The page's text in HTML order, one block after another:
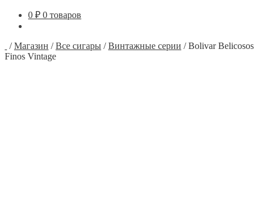
0 ₽ 0 товаров
/Магазин /Все сигары /Винтажные серии /Bolivar Belicosos
Finos Vintage